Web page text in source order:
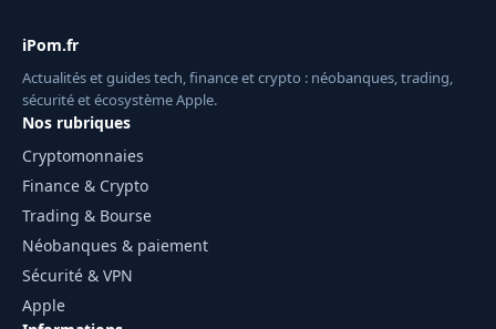
iPom.fr
Actualités et guides tech, finance et crypto : néobanques, trading,
sécurité et écosystème Apple.
Nos rubriques
Cryptomonnaies
Finance & Crypto
Trading & Bourse
Néobanques & paiement
Sécurité & VPN
Apple